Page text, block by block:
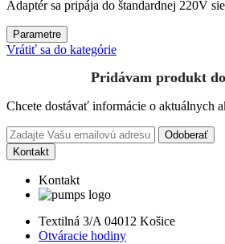
Adaptér sa pripája do štandardnej 220V
Parametre
Vrátiť sa do kategórie
Pridávam produkt
Chcete dostávať informácie o aktuálnych
Odoberať
Kontakt
Kontakt
Textilná 3/A 04012 Košice
Otváracie hodiny